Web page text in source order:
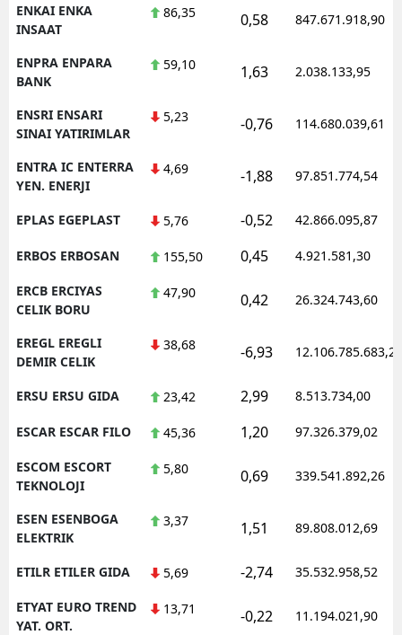
ENKAI ENKA
INSAAT
86,35 0,58 847.671.918,90
ENPRA ENPARA
BANK
59,10 1,63 2.038.133,95
ENSRI ENSARI
SINAI YATIRIMLAR
5,23 -0,76 114.680.039,61
ENTRA IC ENTERRA
YEN. ENERJI
4,69 -1,88 97.851.774,54
EPLAS EGEPLAST 5,76 -0,52 42.866.095,87
ERBOS ERBOSAN 155,50 0,45 4.921.581,30
ERCB ERCIYAS
CELIK BORU
47,90 0,42 26.324.743,60
EREGL EREGLI
DEMIR CELIK
38,68 -6,93 12.106.785.683,20
ERSU ERSU GIDA 23,42 2,99 8.513.734,00
ESCAR ESCAR FILO 45,36 1,20 97.326.379,02
ESCOM ESCORT
TEKNOLOJI
5,80 0,69 339.541.892,26
ESEN ESENBOGA
ELEKTRIK
3,37 1,51 89.808.012,69
ETILR ETILER GIDA 5,69 -2,74 35.532.958,52
ETYAT EURO TREND
YAT. ORT.
13,71 -0,22 11.194.021,90